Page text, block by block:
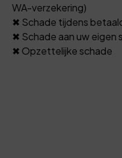
WA-verzekering)
✖ Schade tijdens
✖ Schade aan uw eigen
✖ Opzettelijke schade